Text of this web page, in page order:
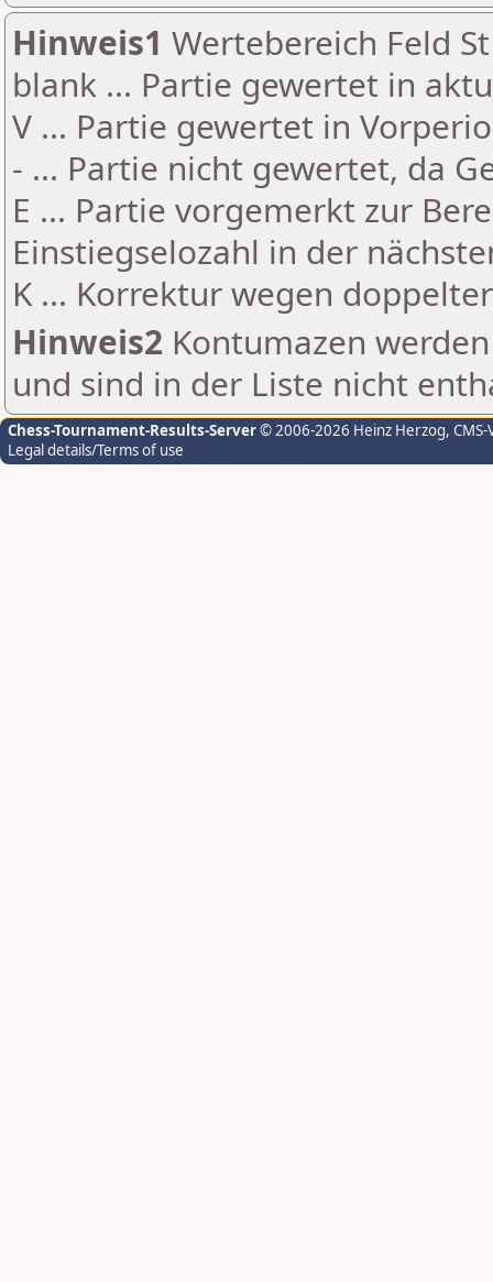
Hinweis1 Wertebereich Feld
blank ... Partie gewertet in
V ... Partie gewertet in
- ... Partie nicht gewertet, da
E ... Partie vorgemerkt zur
Einstiegselozahl in der
K ... Korrektur wegen
Hinweis2 Kontumazen
und sind in der Liste nicht
Chess-Tournament-Results-Server© 2006-2026 Heinz Herzog,
Legal details/Terms of use